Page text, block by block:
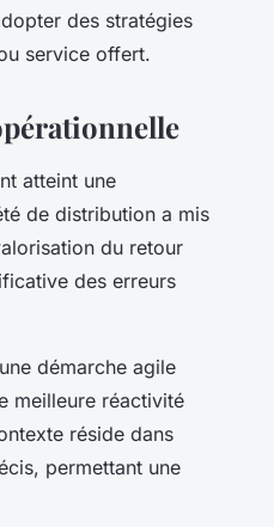
des stratégies
service offert.
atteint une
de distribution a mis
du retour
des erreurs
démarche agile
meilleure réactivité
réside dans
permettant une